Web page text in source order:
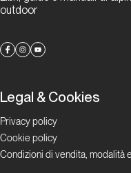
outdoor
Legal & Cookies
Privacy policy
Cookie policy
Condizioni di vendita, modalità